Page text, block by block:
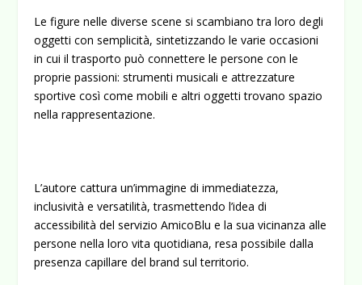
Le figure nelle diverse scene si scambiano tra loro degli
oggetti con semplicità, sintetizzando le varie occasioni
in cui il trasporto può connettere le persone con le
proprie passioni: strumenti musicali e attrezzature
sportive così come mobili e altri oggetti trovano spazio
nella rappresentazione.
L’autore cattura un’immagine di immediatezza,
inclusività e versatilità, trasmettendo l’idea di
accessibilità del servizio AmicoBlu e la sua vicinanza alle
persone nella loro vita quotidiana, resa possibile dalla
presenza capillare del brand sul territorio.